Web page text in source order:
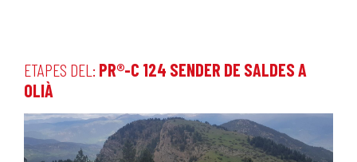
ETAPES DEL: PR®-C 124 SENDER DE SALDES A
OLIÀ